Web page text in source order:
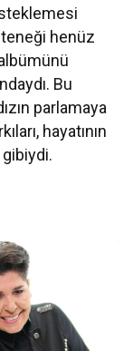
henüz
Bu
parlamaya
hayatının
gibiydi.